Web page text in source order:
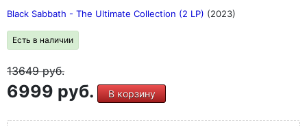
Black Sabbath - The Ultimate Collection (2 LP) (2023)
Есть в наличии
13649руб.
6999 руб. В корзину